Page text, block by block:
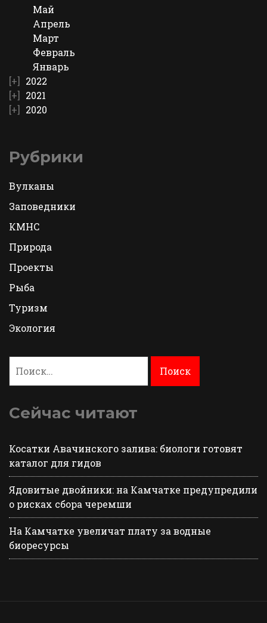
Май
Апрель
Март
Февраль
Январь
2022
2021
2020
Рубрики
Вулканы
Заповедники
КМНС
Природа
Проекты
Рыба
Туризм
Экология
Сейчас читают
Косатки Авачинского залива: биологи готовят
каталог для гидов
Ядовитые двойники: на Камчатке предупредили
о рисках сбора черемши
На Камчатке увеличат плату за водные
биоресурсы